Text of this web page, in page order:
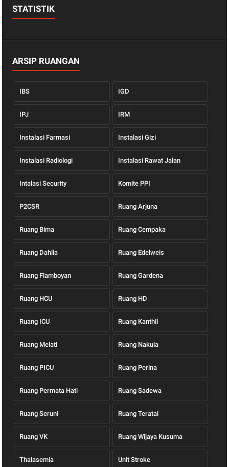
STATISTIK
ARSIP RUANGAN
IBS IGD
IPJ IRM
Instalasi Farmasi Instalasi Gizi
Instalasi Radiologi Instalasi Rawat Jalan
Intalasi Security Komite PPI
P2CSR Ruang Arjuna
Ruang Bima Ruang Cempaka
Ruang Dahlia Ruang Edelweis
Ruang Flamboyan Ruang Gardena
Ruang HCU Ruang HD
Ruang ICU Ruang Kanthil
Ruang Melati Ruang Nakula
Ruang PICU Ruang Perina
Ruang Permata Hati Ruang Sadewa
Ruang Seruni Ruang Teratai
Ruang VK Ruang Wijaya Kusuma
Thalasemia Unit Stroke